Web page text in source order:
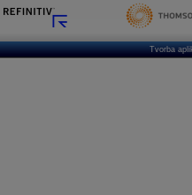
Tvorba